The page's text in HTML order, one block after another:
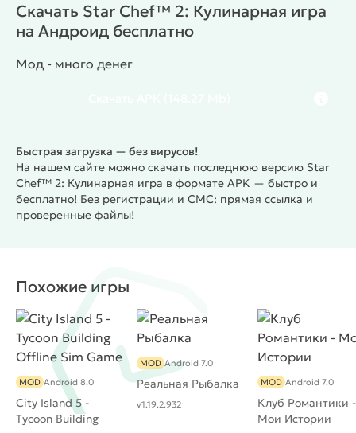
Скачать Star Chef™ 2: Кулинарная игра
на Андроид бесплатно
Мод - много денег
Быстрая загрузка — без вирусов!
На нашем сайте можно скачать последнюю версию Star
Chef™ 2: Кулинарная игра в формате APK — быстро и
бесплатно! Без регистрации и СМС: прямая ссылка и
проверенные файлы!
Похожие игры
City Island 5 -
Tycoon Building
MOD Android 8.0 Реальная Рыбалка
MOD Android 7.0
v1.19.2.932
Клуб Романтики -
Мои Истории
MOD Android 7.0